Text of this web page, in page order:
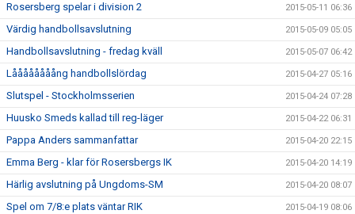
Rosersberg spelar i division 2 2015-05-11 06:36
Värdig handbollsavslutning 2015-05-09 05:05
Handbollsavslutning - fredag kväll 2015-05-07 06:42
Låååååååång handbollslördag 2015-04-27 05:16
Slutspel - Stockholmsserien 2015-04-24 07:28
Huusko Smeds kallad till reg-läger 2015-04-22 06:31
Pappa Anders sammanfattar 2015-04-20 22:15
Emma Berg - klar för Rosersbergs IK 2015-04-20 14:19
Härlig avslutning på Ungdoms-SM 2015-04-20 08:07
Spel om 7/8:e plats väntar RIK 2015-04-19 08:06